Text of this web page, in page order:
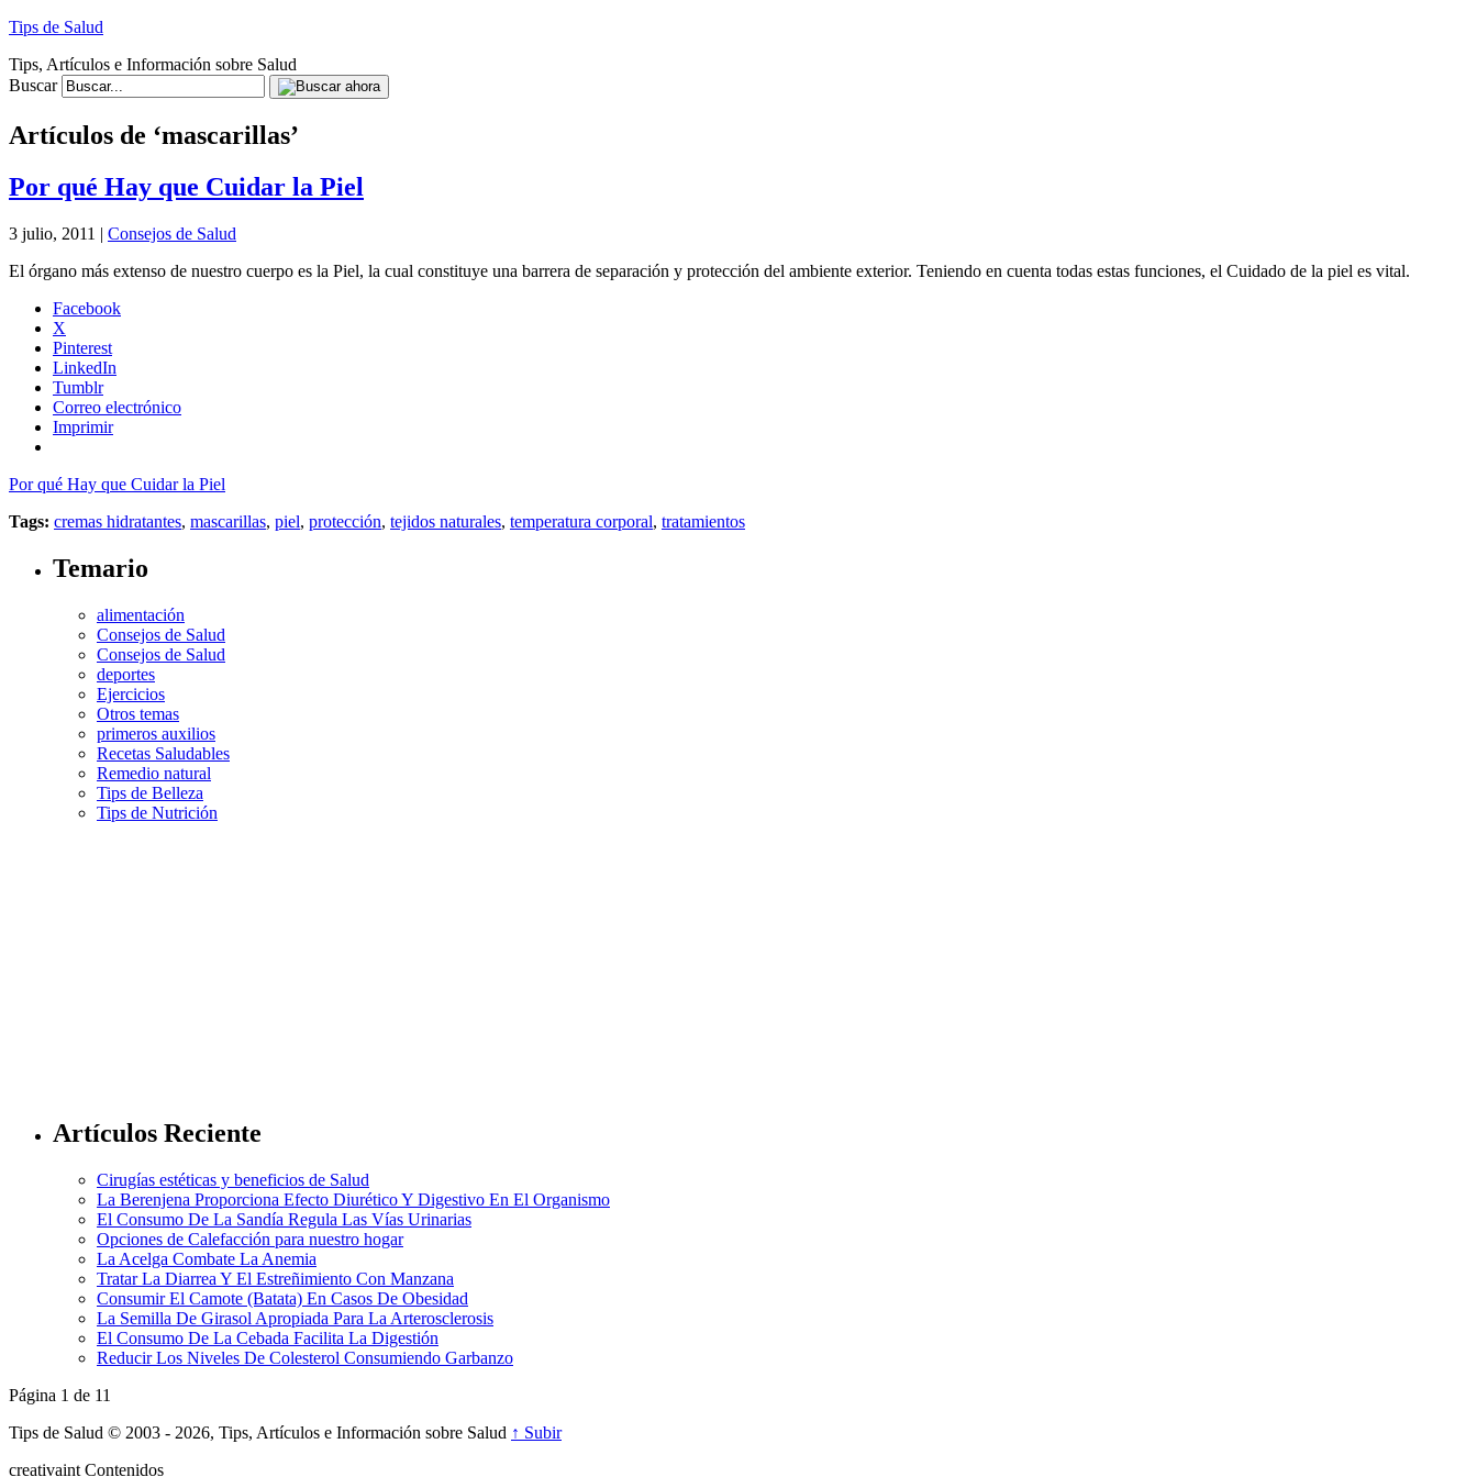
Tips de Salud
Tips, Artículos e Información sobre Salud
Buscar
Artículos de ‘mascarillas’
Por qué Hay que Cuidar la Piel
3 julio, 2011 | Consejos de Salud
El órgano más extenso de nuestro cuerpo es la Piel, la cual constituye una barrera de separación y protección del ambiente exterior. Teniendo en cuenta todas estas funciones, el Cuidado de la piel es vital.
Facebook
X
Pinterest
LinkedIn
Tumblr
Correo electrónico
Imprimir
Por qué Hay que Cuidar la Piel
Tags: cremas hidratantes, mascarillas, piel, protección, tejidos naturales, temperatura corporal, tratamientos
Temario
alimentación
Consejos de Salud
Consejos de Salud
deportes
Ejercicios
Otros temas
primeros auxilios
Recetas Saludables
Remedio natural
Tips de Belleza
Tips de Nutrición
Artículos Reciente
Cirugías estéticas y beneficios de Salud
La Berenjena Proporciona Efecto Diurético Y Digestivo En El Organismo
El Consumo De La Sandía Regula Las Vías Urinarias
Opciones de Calefacción para nuestro hogar
La Acelga Combate La Anemia
Tratar La Diarrea Y El Estreñimiento Con Manzana
Consumir El Camote (Batata) En Casos De Obesidad
La Semilla De Girasol Apropiada Para La Arterosclerosis
El Consumo De La Cebada Facilita La Digestión
Reducir Los Niveles De Colesterol Consumiendo Garbanzo
Página 1 de 11
Tips de Salud © 2003 - 2026, Tips, Artículos e Información sobre Salud ↑ Subir
creativaint Contenidos